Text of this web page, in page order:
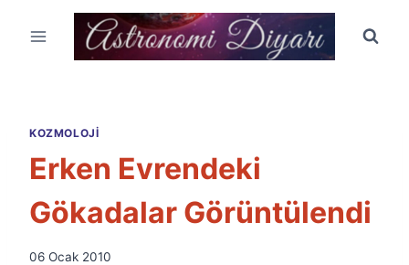
KOZMOLOJI
Erken Evrendeki
Gökadalar Görüntülendi
By
06 Ocak 2010